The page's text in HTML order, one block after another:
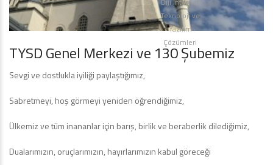
TYSD Genel Merkezi ve 130 Şubemiz
Sevgi ve dostlukla iyiliği paylaştığımız,
Sabretmeyi, hoş görmeyi yeniden öğrendiğimiz,
Ülkemiz ve tüm inananlar için barış, birlik ve beraberlik dilediğimiz,
Dualarımızın, oruçlarımızın, hayırlarımızın kabul göreceği
Teknoloji ve
Yazılım
Çözümleri